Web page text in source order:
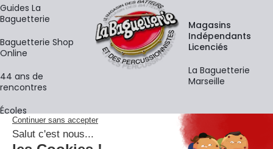
Guides La
Baguetterie
Baguetterie Shop
Online
44 ans de
rencontres
Écoles
Magasins
Indépendants
Licenciés
La Baguetterie
Marseille
La newsletter
Adresse e-mail